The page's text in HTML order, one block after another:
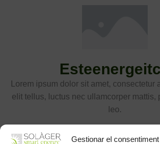
Gestionar el consentiment
Lorem ipsum dolor sit amet, consectetur
elit tellus, luctus nec ullamcorper mattis,
leo.